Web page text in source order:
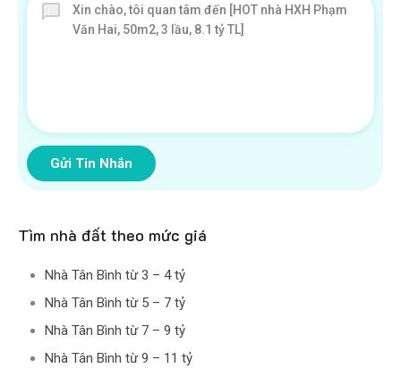
Gửi Tin Nhắn
Tìm nhà đất theo mức giá
Nhà Tân Bình từ 3 – 4 tỷ
Nhà Tân Bình từ 5 – 7 tỷ
Nhà Tân Bình từ 7 – 9 tỷ
Nhà Tân Bình từ 9 – 11 tỷ